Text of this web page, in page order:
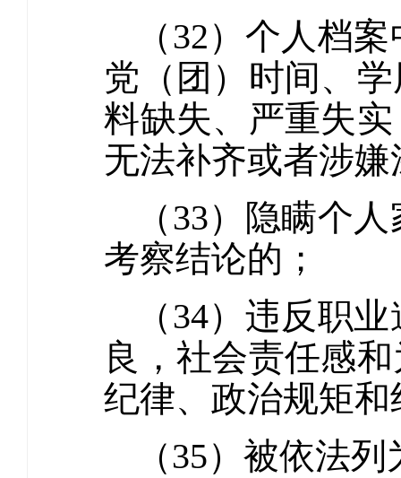
（32）个人档
党（团）时间、
料缺失、严重失
无法补齐或者涉
（33）隐瞒个
考察结论的；
（34）违反职
良，社会责任感
纪律、政治规矩
（35）被依法